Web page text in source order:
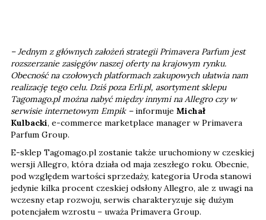
– Jednym z głównych założeń strategii Primavera Parfum jest
rozszerzanie zasięgów naszej oferty na krajowym rynku.
Obecność na czołowych platformach zakupowych ułatwia nam
realizację tego celu. Dziś poza Erli.pl, asortyment sklepu
Tagomago.pl można nabyć między innymi na Allegro czy w
serwisie internetowym Empik –informuje Michał
Kulbacki, e-commerce marketplace manager w Primavera
Parfum Group.
E-sklep Tagomago.pl zostanie także uruchomiony w czeskiej
wersji Allegro, która działa od maja zeszłego roku. Obecnie,
pod względem wartości sprzedaży, kategoria Uroda stanowi
jedynie kilka procent czeskiej odsłony Allegro, ale z uwagi na
wczesny etap rozwoju, serwis charakteryzuje się dużym
potencjałem wzrostu – uważa Primavera Group.